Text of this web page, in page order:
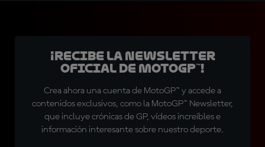
¡Recibe la Newsletter
oficial de MotoGP™!
Crea ahora una cuenta de MotoGP™ y accede a
contenidos exclusivos, como la MotoGP™ Newsletter,
que incluye crónicas de GP, vídeos increíbles e
información interesante sobre nuestro deporte.